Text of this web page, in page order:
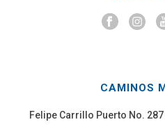
CAMINOS
Felipe Carrillo Puerto No.